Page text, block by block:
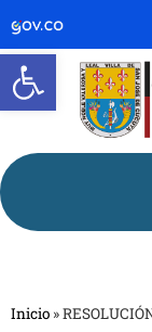
Abrir
Inicio »